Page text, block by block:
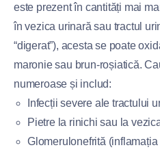
este prezent în cantități mai
în vezica urinară sau tractul
“digerat”), acesta se poate
maronie sau brun-roșiatică.
numeroase și includ:
Infecții severe ale tractului
Pietre la rinichi sau la
Glomerulonefrită